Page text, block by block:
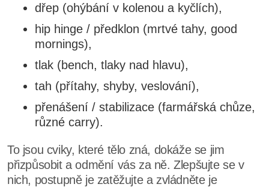
dřep (ohýbání v kolenou a kyčlích),
hip hinge / předklon (mrtvé tahy, good
mornings),
tlak (bench, tlaky nad hlavu),
tah (přítahy, shyby, veslování),
přenášení / stabilizace (farmářská chůze,
různé carry).
To jsou cviky, které tělo zná, dokáže se jim
přizpůsobit a odmění vás za ně. Zlepšujte se v
nich, postupně je zatěžujte a zvládněte je